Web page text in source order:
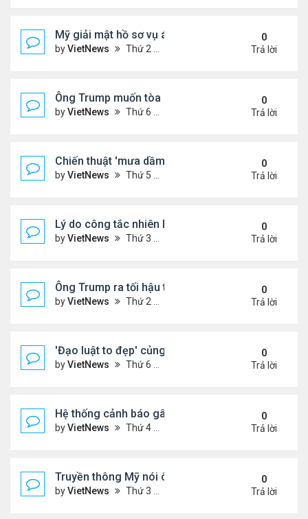
Mỹ giải mật hồ sơ vụ ám sát Martin Luther King Jr.
byVietNews Thứ 2 Tháng 7 21, 2025 5:36 pm
0
Trả lời
Ông Trump muốn tòa cho phép công bố hồ sơ về
byVietNews Thứ 6 Tháng 7 18, 2025 3:50 pm
0
Trả lời
Chiến thuật 'mưa dầm' của châu Âu đẩy ông
byVietNews Thứ 5 Tháng 7 17, 2025 9:34 am
0
Trả lời
Lý do công tắc nhiên liệu máy bay nằm ở vị trí dễ
byVietNews Thứ 3 Tháng 7 15, 2025 5:56 pm
0
Trả lời
Ông Trump ra tối hậu thư với Nga
byVietNews Thứ 2 Tháng 7 14, 2025 12:49 pm
0
Trả lời
'Đạo luật to đẹp' củng cố quyền lực của ông
byVietNews Thứ 6 Tháng 7 11, 2025 8:45 am
0
Trả lời
Hệ thống cảnh báo gây tranh cãi trong thảm kịch
byVietNews Thứ 4 Tháng 7 09, 2025 5:42 pm
0
Trả lời
Truyền thông Mỹ nói ông Trump muốn chuyển 10
byVietNews Thứ 3 Tháng 7 08, 2025 5:14 pm
0
Trả lời